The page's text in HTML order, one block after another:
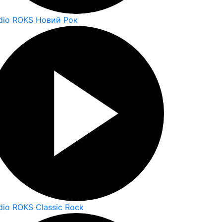
ROKS Новий Рок
ROKS Classic Rock